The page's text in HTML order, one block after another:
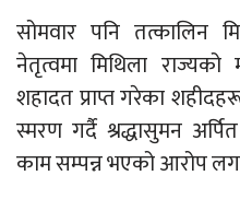
सोमवार पनि तत्कालिन
नेतृत्वमा मिथिला
शहादत प्राप्त गरेका
स्मरण गर्दै श्रद्धासुमन
काम सम्पन्न भएको आरोप